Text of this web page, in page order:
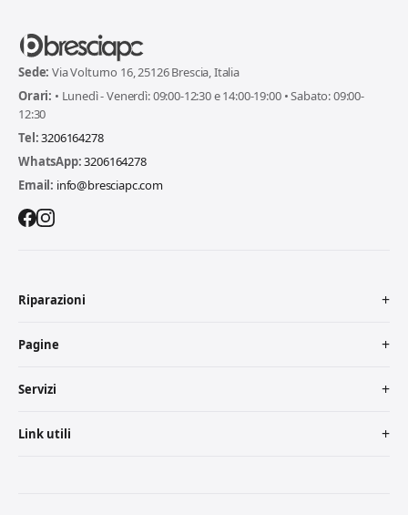
Sede: Via Volturno 16, 25126 Brescia, Italia
Orari: • Lunedì - Venerdì: 09:00-12:30 e 14:00-19:00 • Sabato: 09:00-
12:30
Tel:3206164278
WhatsApp:3206164278
Email: info@bresciapc.com
Riparazioni
Pagine
Servizi
Link utili